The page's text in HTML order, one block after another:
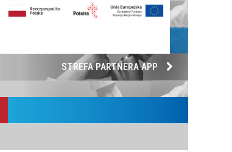
STREFA PARTNERA APP